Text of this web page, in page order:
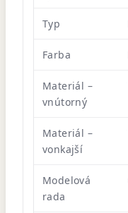
Typ
Farba
Materiál –
vnútorný
Materiál –
vonkajší
Modelová
rada